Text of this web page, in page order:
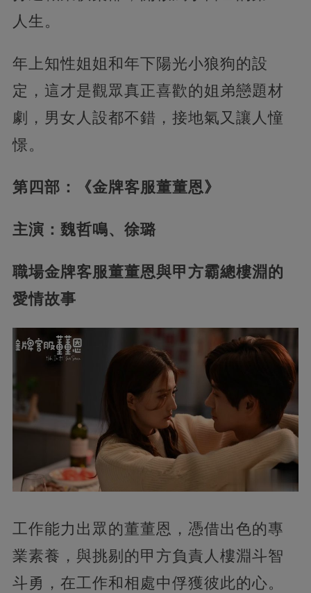
人生。
年上知性姐姐和年下陽光小狼狗的設
定，這才是觀眾真正喜歡的姐弟戀題材
劇，男女人設都不錯，接地氣又讓人憧
憬。
第四部：《金牌客服董董恩》
主演：魏哲鳴、徐璐
職場金牌客服董董恩與甲方霸總樓淵的
愛情故事
工作能力出眾的董董恩，憑借出色的專
業素養，與挑剔的甲方負責人樓淵斗智
斗勇，在工作和相處中俘獲彼此的心。